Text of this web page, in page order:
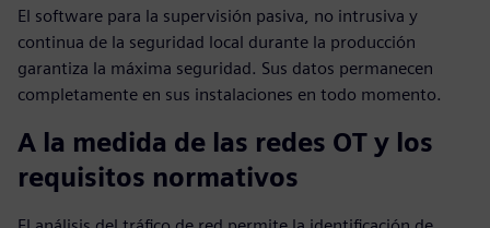
El software para la supervisión pasiva, no intrusiva y
continua de la seguridad local durante la producción
garantiza la máxima seguridad. Sus datos permanecen
completamente en sus instalaciones en todo momento.
A la medida de las redes OT y los
requisitos normativos